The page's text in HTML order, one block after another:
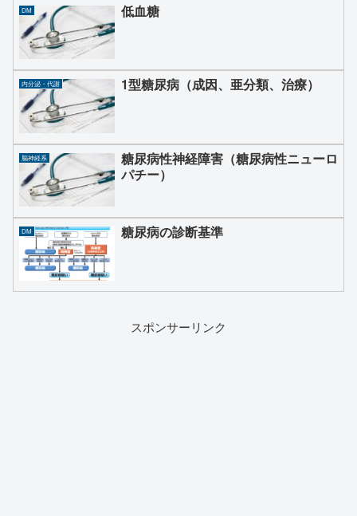
DM 低血糖
内分泌・代謝 1型糖尿病（成因、亜分類、治療）
脳神経系
糖尿病性神経障害（糖尿病性ニューロ
パチー）
DM 糖尿病の診断基準
スポンサーリンク